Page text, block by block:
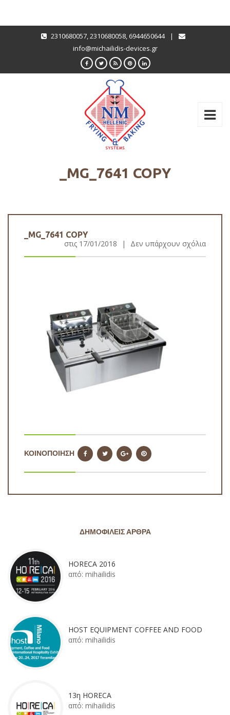
2310680057,2310680058, 6944650644
|
info@michailidis-devices.gr
_MG_7641 COPY
_MG_7641 COPY
στις 17/01/2018 | Δεν υπάρχουν σχόλια
ΚΟΙΝΟΠΟΙΗΣΗ
ΔΗΜΟΦΙΛΕΊΣ ΆΡΘΡΑ
HORECA 2016
από: mihailidis
HOST EQUIPMENT COFFEE AND FOOD
από: mihailidis
13η HORECA
από: mihailidis